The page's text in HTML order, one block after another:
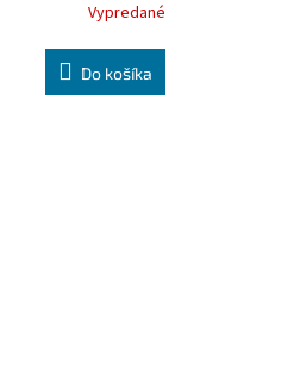
Vypredané
Do košíka